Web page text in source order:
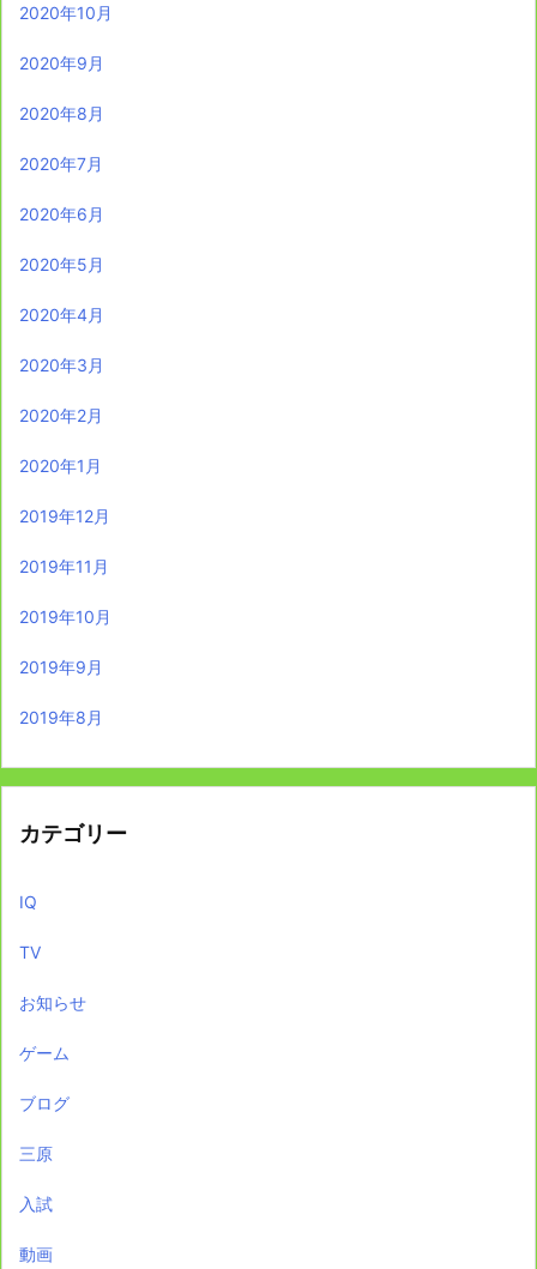
2020年10月
2020年9月
2020年8月
2020年7月
2020年6月
2020年5月
2020年4月
2020年3月
2020年2月
2020年1月
2019年12月
2019年11月
2019年10月
2019年9月
2019年8月
カテゴリー
IQ
TV
お知らせ
ゲーム
ブログ
三原
入試
動画